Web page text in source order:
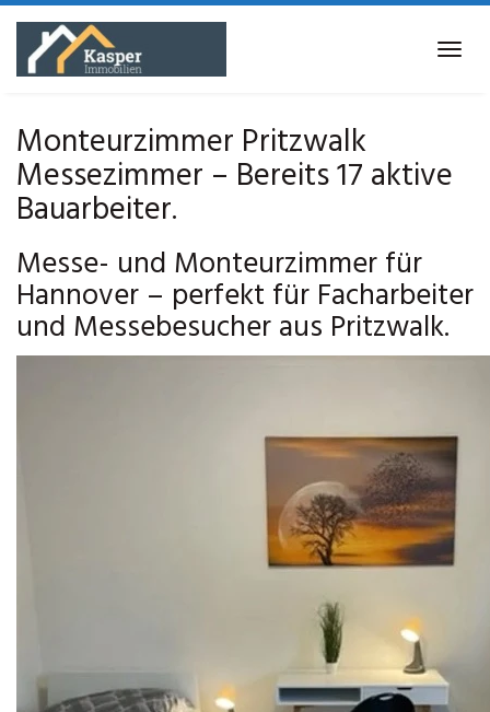
Skip
main
Monteurzimmer Pritzwalk
Messezimmer – Bereits 17 aktive
Bauarbeiter.
Messe- und Monteurzimmer für
Hannover – perfekt für Facharbeiter
und Messebesucher aus Pritzwalk.